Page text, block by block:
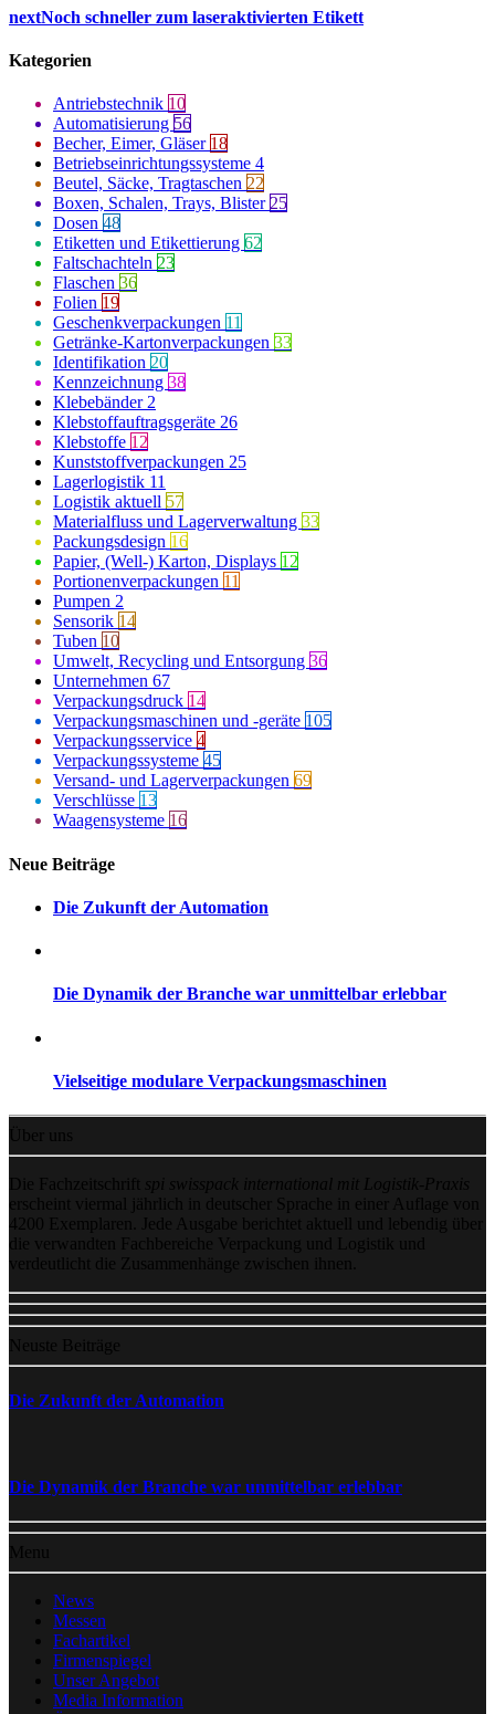
nextNoch schneller zum laseraktivierten Etikett
Kategorien
Antriebstechnik 10
Automatisierung 56
Becher, Eimer, Gläser 18
Betriebseinrichtungssysteme 4
Beutel, Säcke, Tragtaschen 22
Boxen, Schalen, Trays, Blister 25
Dosen 48
Etiketten und Etikettierung 62
Faltschachteln 23
Flaschen 36
Folien 19
Geschenkverpackungen 11
Getränke-Kartonverpackungen 33
Identifikation 20
Kennzeichnung 38
Klebebänder 2
Klebstoffauftragsgeräte 26
Klebstoffe 12
Kunststoffverpackungen 25
Lagerlogistik 11
Logistik aktuell 57
Materialfluss und Lagerverwaltung 33
Packungsdesign 16
Papier, (Well-) Karton, Displays 12
Portionenverpackungen 11
Pumpen 2
Sensorik 14
Tuben 10
Umwelt, Recycling und Entsorgung 36
Unternehmen 67
Verpackungsdruck 14
Verpackungsmaschinen und -geräte 105
Verpackungsservice 4
Verpackungssysteme 45
Versand- und Lagerverpackungen 69
Verschlüsse 13
Waagensysteme 16
Neue Beiträge
Die Zukunft der Automation
Die Dynamik der Branche war unmittelbar erlebbar
Vielseitige modulare Verpackungsmaschinen
Über uns
Die Fachzeitschrift
spi swisspack international mit Logistik-Praxis
erscheint viermal jährlich in deutscher Sprache in einer Auflage von
4200 Exemplaren. Jede Ausgabe berichtet aktuell und lebendig über
die verwandten Fachbereiche Verpackung und Logistik und
verdeutlicht die Zusammenhänge zwischen ihnen.
Neuste Beiträge
Die Zukunft der Automation
Die Dynamik der Branche war unmittelbar erlebbar
Menu
News
Messen
Fachartikel
Firmenspiegel
Unser Angebot
Media Information